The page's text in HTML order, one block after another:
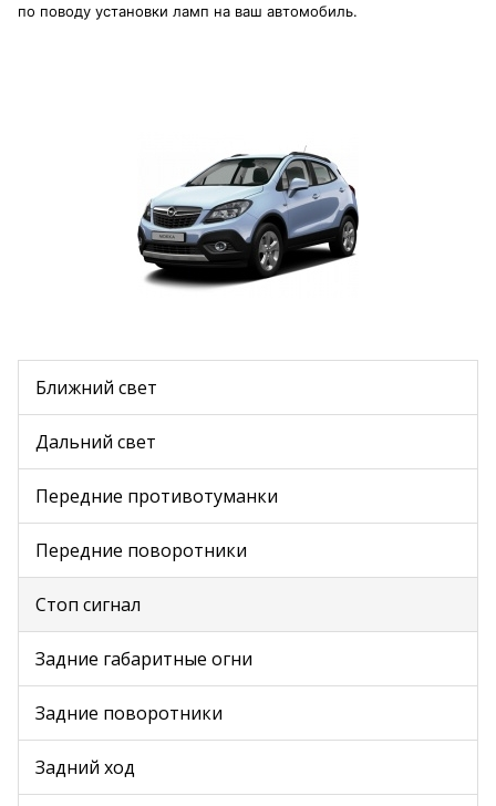
по поводу установки ламп на ваш автомобиль.
Ближний свет
Дальний свет
Передние противотуманки
Передние поворотники
Стоп сигнал
Задние габаритные огни
Задние поворотники
Задний ход